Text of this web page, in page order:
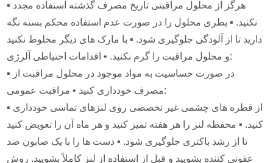
▪ هرگز از محلول مراقبتی تاریخ مصرف گذشته استفاده مجدد
نکنید. ▪ بطری محلول را در صورت عدم استفاده محکم بسته نگه
دارید تا از آلودگی جلوگیری شود. ▪ با مارک های دیگر مخلوط نکنید
و محلول مراقبت را گرم نکنید. • اقدامات احتیاطی آلرژی:
▪ در صورت حساسیت به مواد موجود در محلول مراقبت از
مصرف خودداری کنید • مراقبت عمومی:
▪ از قطره های چشمی غیر تخصصی روی لنزهای تماسی خودداری
کنید. ▪ محفظه لنز را هر هفته تمیز کنید و هر ماه آن را تعویض کنید
تا از رشد باکتری جلوگیری شود. ▪ دست ها را با یک صابون ضد
عفونی کننده بشویید و قبل از استفاده از لنز کاملاً بشویید. روش